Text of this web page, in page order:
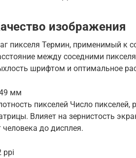
изображения
пикселя Термин, применимый к
между соседними
шрифтом и оптимальное
мм
пикселей Число
Влияет на зернистость
человека до дисплея.
ppi